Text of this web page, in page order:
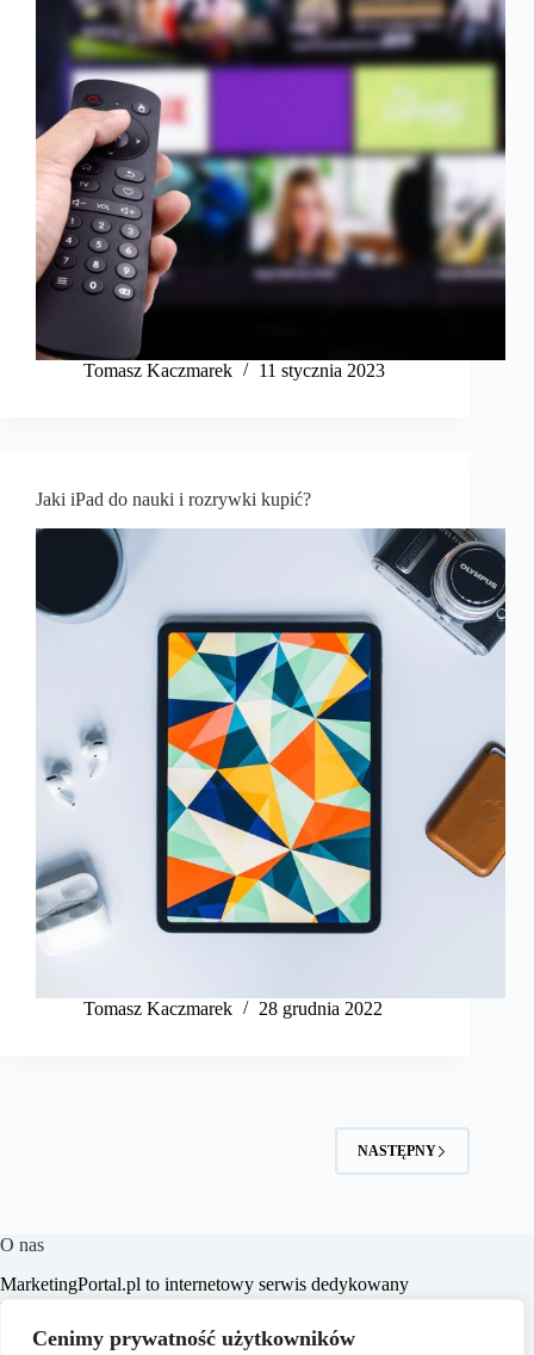
Cenimy prywatność użytkowników
Tomasz Kaczmarek 11 stycznia 2023
Jaki iPad do nauki i rozrywki kupić?
Tomasz Kaczmarek 28 grudnia 2022
NASTĘPNY
O nas
MarketingPortal.pl to internetowy serwis dedykowany
profesjonalistom i entuzjastom branży marketingowej,
oferujący szeroki wachlarz informacji, analiz oraz
praktycznych porad z zakresu marketingu, biznesu, e-